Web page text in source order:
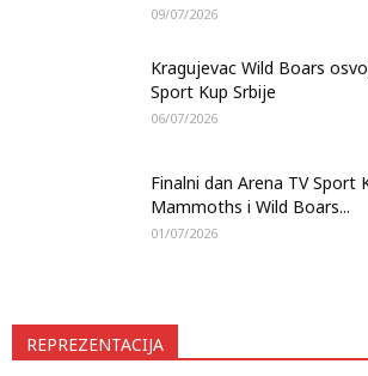
09/07/2026
Kragujevac Wild Boars
Sport Kup Srbije
06/07/2026
Finalni dan Arena TV Sport
Mammoths i Wild Boars...
01/07/2026
REPREZENTACIJA